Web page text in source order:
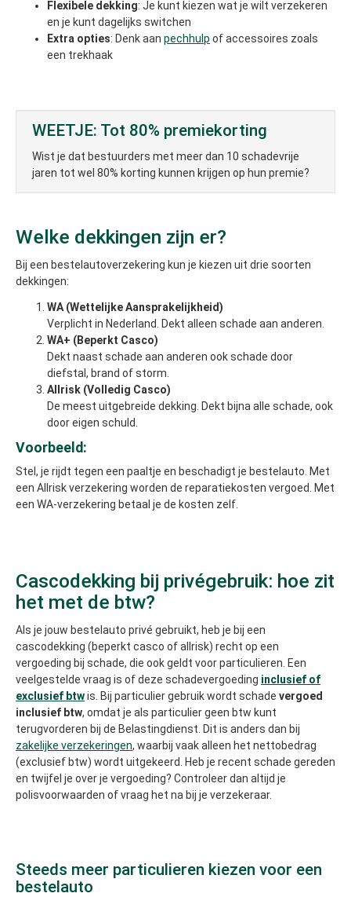
Flexibele dekking: Je kunt kiezen wat je wilt verzekeren
en je kunt dagelijks switchen
Extra opties: Denk aan pechhulp of accessoires zoals
een trekhaak
WEETJE: Tot 80% premiekorting
Wist je dat bestuurders met meer dan 10 schadevrije
jaren tot wel 80% korting kunnen krijgen op hun premie?
Welke dekkingen zijn er?
Bij een bestelautoverzekering kun je kiezen uit drie soorten
dekkingen:
WA (Wettelijke Aansprakelijkheid)
Verplicht in Nederland. Dekt alleen schade aan anderen.
WA+ (Beperkt Casco)
Dekt naast schade aan anderen ook schade door
diefstal, brand of storm.
Allrisk (Volledig Casco)
De meest uitgebreide dekking. Dekt bijna alle schade, ook
door eigen schuld.
Voorbeeld:
Stel, je rijdt tegen een paaltje en beschadigt je bestelauto. Met
een Allrisk verzekering worden de reparatiekosten vergoed. Met
een WA-verzekering betaal je de kosten zelf.
Cascodekking bij privégebruik: hoe zit
het met de btw?
Als je jouw bestelauto privé gebruikt, heb je bij een
cascodekking (beperkt casco of allrisk) recht op een
vergoeding bij schade, die ook geldt voor particulieren. Een
veelgestelde vraag is of deze schadevergoeding inclusief of
exclusief btwis. Bij particulier gebruik wordt schade vergoed
inclusief btw, omdat je als particulier geen btw kunt
terugvorderen bij de Belastingdienst. Dit is anders dan bij
zakelijke verzekeringen, waarbij vaak alleen het nettobedrag
(exclusief btw) wordt uitgekeerd. Heb je recent schade gereden
en twijfel je over je vergoeding? Controleer dan altijd je
polisvoorwaarden of vraag het na bij je verzekeraar.
Steeds meer particulieren kiezen voor een
bestelauto